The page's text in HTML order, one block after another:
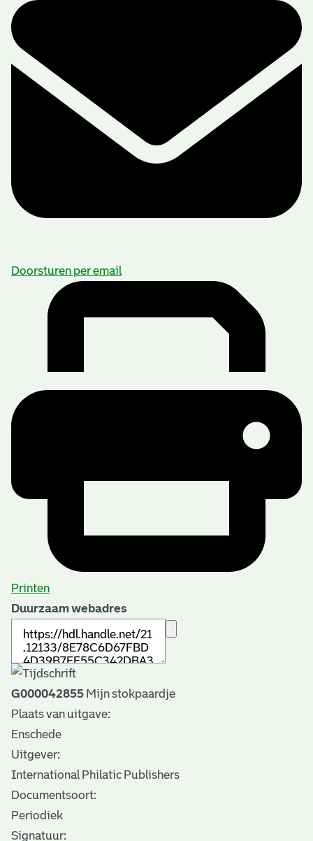
Doorsturen per email
Printen
Duurzaam webadres
G000042855 Mijn stokpaardje
Plaats van uitgave:
Enschede
Uitgever:
International Philatic Publishers
Documentsoort:
Periodiek
Signatuur: